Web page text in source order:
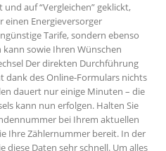
und auf “Vergleichen” geklickt,
einen Energieversorger
Tarife, sondern ebenso
sowie Ihren Wünschen
Der direkten Durchführung
dank des Online-Formulars nichts
dauert nur einige Minuten – die
kann nun erfolgen. Halten Sie
bei Ihrem aktuellen
Ihre Zählernummer bereit. In der
Daten sehr schnell. Um alles